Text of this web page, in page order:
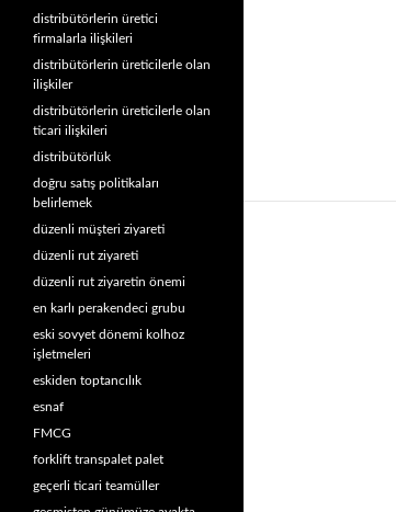
distribütörlerin üretici
firmalarla ilişkileri
distribütörlerin üreticilerle olan
ilişkiler
distribütörlerin üreticilerle olan
ticari ilişkileri
distribütörlük
doğru satış politikaları
belirlemek
düzenli müşteri ziyareti
düzenli rut ziyareti
düzenli rut ziyaretin önemi
en karlı perakendeci grubu
eski sovyet dönemi kolhoz
işletmeleri
eskiden toptancılık
esnaf
FMCG
forklift transpalet palet
geçerli ticari teamüller